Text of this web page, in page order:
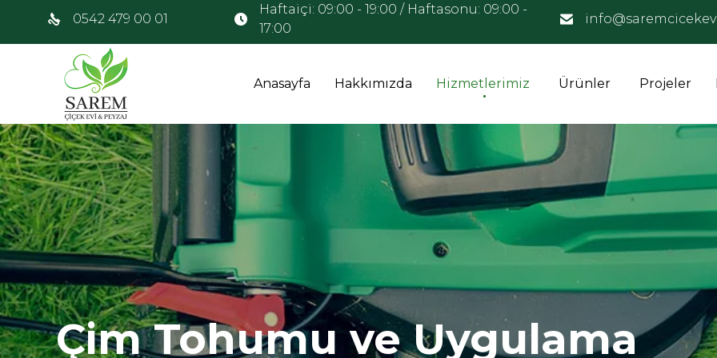
0542 479 00 01
Haftaiçi: 09:00 - 19:00 / Haftasonu: 09:00 -
17:00
Anasayfa Hakkımızda Hizmetlerimiz Ürünler Projeler
Çim Tohumu ve Uygulama